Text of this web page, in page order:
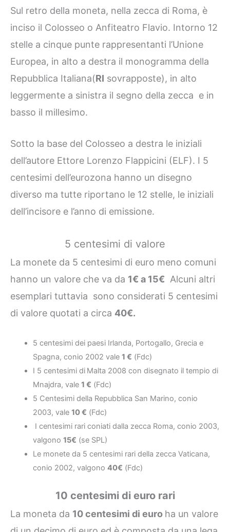
Sul retro della moneta, nella zecca di Roma, è
inciso il Colosseo o Anfiteatro Flavio. Intorno 12
stelle a cinque punte rappresentanti l’Unione
Europea, in alto a destra il monogramma della
Repubblica Italiana(RI sovrapposte), in alto
leggermente a sinistra il segno della zecca e in
basso il millesimo.
Sotto la base del Colosseo a destra le iniziali
dell’autore Ettore Lorenzo Flappicini (ELF). I 5
centesimi dell’eurozona hanno un disegno
diverso ma tutte riportano le 12 stelle, le iniziali
dell’incisore e l’anno di emissione.
5 centesimi di valore
La monete da 5 centesimi di euro meno comuni
hanno un valore che va da 1€ a 15€ Alcuni altri
esemplari tuttavia sono considerati 5 centesimi
di valore quotati a circa 40€.
5 centesimi dei paesi Irlanda, Portogallo, Grecia e
Spagna, conio 2002 vale 1 € (Fdc)
I 5 centesimi di Malta 2008 con disegnato il tempio di
Mnajdra, vale 1 € (Fdc)
5 Centesimi della Repubblica San Marino, conio
2003, vale 10 € (Fdc)
I centesimi rari coniati dalla zecca Roma, conio 2003,
valgono 15€ (se SPL)
Le monete da 5 centesimi rari della zecca Vaticana,
conio 2002, valgono 40€ (Fdc)
10 centesimi di euro rari
La moneta da 10 centesimi di euro ha un valore